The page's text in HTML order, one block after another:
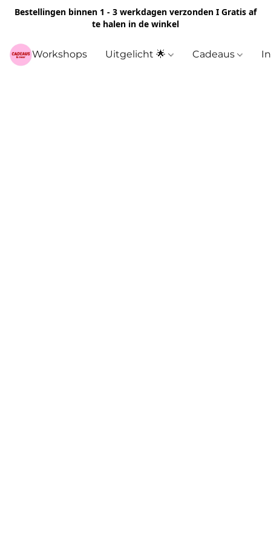
Bestellingen binnen 1 - 3 werkdagen verzonden I Gratis af
te halen in de winkel
Workshops Uitgelicht 🌟 Cadeaus